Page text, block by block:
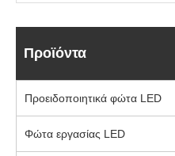
Προϊόντα
Προειδοποιητικά φώτα LED
Φώτα εργασίας LED